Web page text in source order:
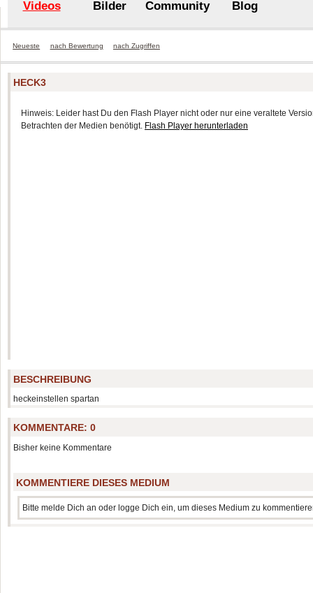
Videos Bilder Community Blog
Neueste nach Bewertung nach Zugriffen
HECK3
Hinweis: Leider hast Du den Flash Player nicht oder nur eine veraltete
Betrachten der Medien benötigt. Flash Player herunterladen
BESCHREIBUNG
heckeinstellen spartan
KOMMENTARE:0
Bisher keine Kommentare
KOMMENTIERE DIESES MEDIUM
Bitte melde Dich an oder logge Dich ein, um dieses Medium zu